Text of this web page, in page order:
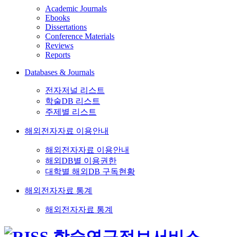
Academic Journals
Ebooks
Dissertations
Conference Materials
Reviews
Reports
Databases & Journals
전자저널 리스트
학술DB 리스트
주제별 리스트
해외전자자료 이용안내
해외전자자료 이용안내
해외DB별 이용권한
대학별 해외DB 구독현황
해외전자자료 통계
해외전자자료 통계